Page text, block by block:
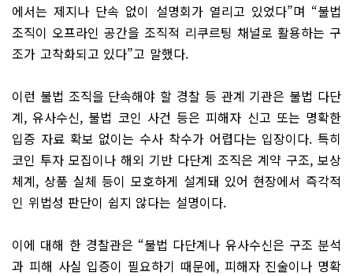
에서는 제지나 단속 없이 설명회가 열리고 있었다”며 “불법
조직이 오프라인 공간을 조직적 리쿠르팅 채널로 활용하는 구
조가 고착화되고 있다”고 말했다.
이런 불법 조직을 단속해야 할 경찰 등 관계 기관은 불법 다단
계, 유사수신, 불법 코인 사건 등은 피해자 신고 또는 명확한
입증 자료 확보 없이는 수사 착수가 어렵다는 입장이다. 특히
코인 투자 모집이나 해외 기반 다단계 조직은 계약 구조, 보상
체계, 상품 실체 등이 모호하게 설계돼 있어 현장에서 즉각적
인 위법성 판단이 쉽지 않다는 설명이다.
이에 대해 한 경찰관은 “불법 다단계나 유사수신은 구조 분석
과 피해 사실 입증이 필요하기 때문에, 피해자 진술이나 명확